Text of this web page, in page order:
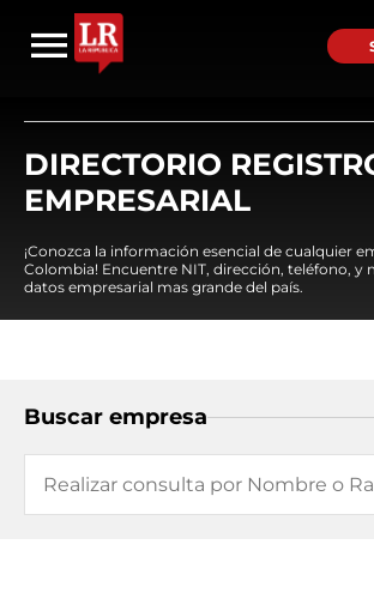
DIRECTORIO
EMPRESARIAL
¡Conozca la información esencial de cualquier
Colombia! Encuentre NIT, dirección, teléfono, y
datos empresarial mas grande del país.
Buscar empresa